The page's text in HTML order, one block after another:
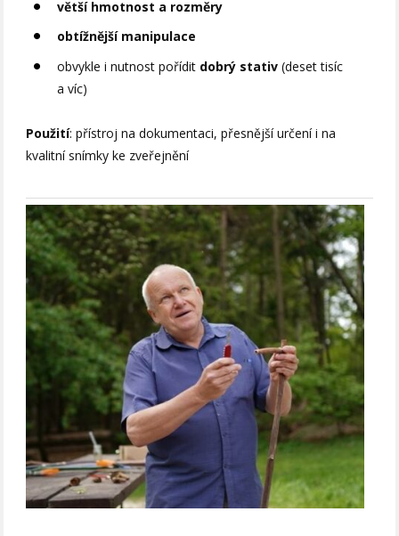
větší hmotnost a rozměry
obtížnější manipulace
obvykle i nutnost pořídit dobrý stativ (deset tisíc
a víc)
Použití: přístroj na dokumentaci, přesnější určení i na
kvalitní snímky ke zveřejnění